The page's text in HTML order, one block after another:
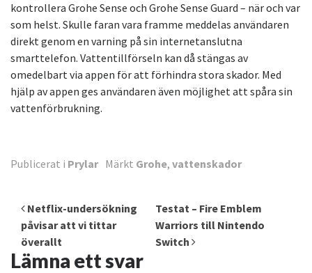
kontrollera Grohe Sense och Grohe Sense Guard – när och var
som helst. Skulle faran vara framme meddelas användaren
direkt genom en varning på sin internetanslutna
smarttelefon. Vattentillförseln kan då stängas av
omedelbart via appen för att förhindra stora skador. Med
hjälp av appen ges användaren även möjlighet att spåra sin
vattenförbrukning.
Publicerat i Prylar Märkt Grohe, vattenskador
Inläggsnavigering
Netflix-undersökning
påvisar att vi tittar
överallt
Testat – Fire Emblem
Warriors till Nintendo
Switch
Lämna ett svar